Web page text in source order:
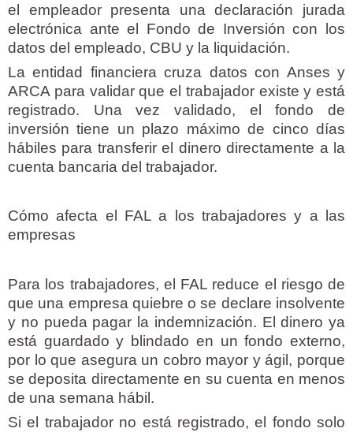
el empleador presenta una declaración jurada
electrónica ante el Fondo de Inversión con los
datos del empleado, CBU y la liquidación.
La entidad financiera cruza datos con Anses y
ARCA para validar que el trabajador existe y está
registrado. Una vez validado, el fondo de
inversión tiene un plazo máximo de cinco días
hábiles para transferir el dinero directamente a la
cuenta bancaria del trabajador.
Cómo afecta el FAL a los trabajadores y a las
empresas
Para los trabajadores, el FAL reduce el riesgo de
que una empresa quiebre o se declare insolvente
y no pueda pagar la indemnización. El dinero ya
está guardado y blindado en un fondo externo,
por lo que asegura un cobro mayor y ágil, porque
se deposita directamente en su cuenta en menos
de una semana hábil.
Si el trabajador no está registrado, el fondo solo